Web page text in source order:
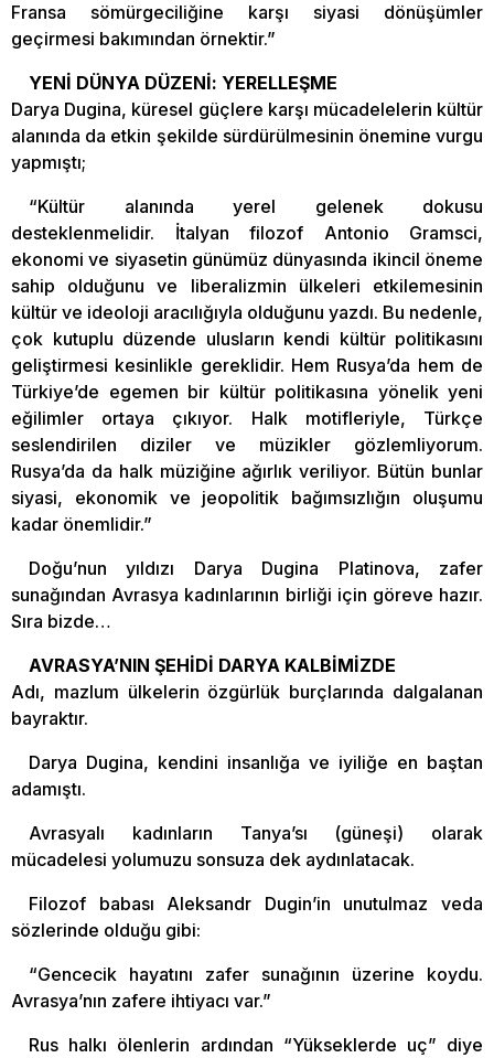
Fransa sömürgeciliğine karşı siyasi dönüşümler
geçirmesi bakımından örnektir.”
YENİ DÜNYA DÜZENİ: YERELLEŞME
Darya Dugina, küresel güçlere karşı mücadelelerin kültür
alanında da etkin şekilde sürdürülmesinin önemine vurgu
yapmıştı;
“Kültür alanında yerel gelenek dokusu
desteklenmelidir. İtalyan filozof Antonio Gramsci,
ekonomi ve siyasetin günümüz dünyasında ikincil öneme
sahip olduğunu ve liberalizmin ülkeleri etkilemesinin
kültür ve ideoloji aracılığıyla olduğunu yazdı. Bu nedenle,
çok kutuplu düzende ulusların kendi kültür politikasını
geliştirmesi kesinlikle gereklidir. Hem Rusya’da hem de
Türkiye’de egemen bir kültür politikasına yönelik yeni
eğilimler ortaya çıkıyor. Halk motifleriyle, Türkçe
seslendirilen diziler ve müzikler gözlemliyorum.
Rusya’da da halk müziğine ağırlık veriliyor. Bütün bunlar
siyasi, ekonomik ve jeopolitik bağımsızlığın oluşumu
kadar önemlidir.”
Doğu’nun yıldızı Darya Dugina Platinova, zafer
sunağından Avrasya kadınlarının birliği için göreve hazır.
Sıra bizde…
AVRASYA’NIN ŞEHİDİ DARYA KALBİMİZDE
Adı, mazlum ülkelerin özgürlük burçlarında dalgalanan
bayraktır.
Darya Dugina, kendini insanlığa ve iyiliğe en baştan
adamıştı.
Avrasyalı kadınların Tanya’sı (güneşi) olarak
mücadelesi yolumuzu sonsuza dek aydınlatacak.
Filozof babası Aleksandr Dugin’in unutulmaz veda
sözlerinde olduğu gibi:
“Gencecik hayatını zafer sunağının üzerine koydu.
Avrasya’nın zafere ihtiyacı var.”
Rus halkı ölenlerin ardından “Yükseklerde uç” diye